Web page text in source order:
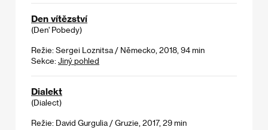
Den vítězství
(Den' Pobedy)
Režie: Sergei Loznitsa / Německo, 2018, 94 min
Sekce: Jiný pohled
Dialekt
(Dialect)
Režie: David Gurgulia / Gruzie, 2017, 29 min